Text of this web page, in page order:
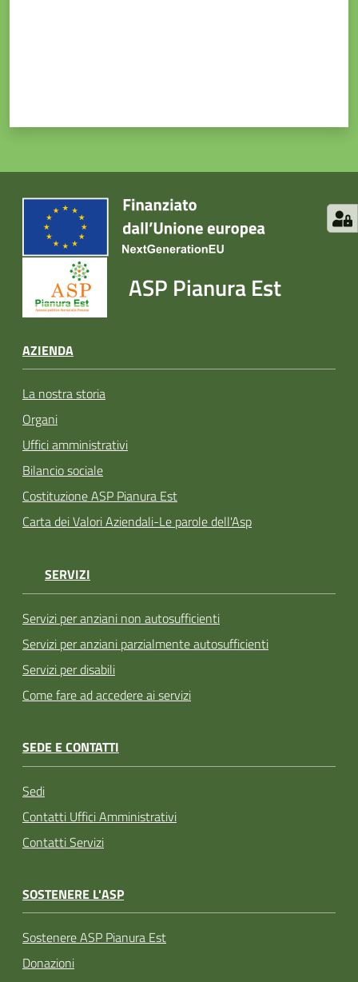
ASP Pianura Est
AZIENDA
La nostra storia
Organi
Uffici amministrativi
Bilancio sociale
Costituzione ASP Pianura Est
Carta dei Valori Aziendali-Le parole dell'Asp
SERVIZI
Servizi per anziani non autosufficienti
Servizi per anziani parzialmente autosufficienti
Servizi per disabili
Come fare ad accedere ai servizi
SEDE E CONTATTI
Sedi
Contatti Uffici Amministrativi
Contatti Servizi
SOSTENERE L'ASP
Sostenere ASP Pianura Est
Donazioni